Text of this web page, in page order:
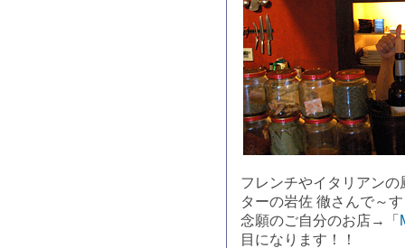
フレンチやイタリアン
ターの岩佐 徹さんで～
念願のご自分のお店→「
目になります！！